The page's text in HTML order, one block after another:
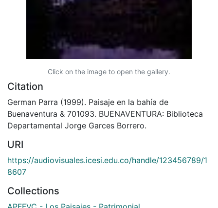
Click on the image to open the gallery.
Citation
German Parra (1999). Paisaje en la bahía de
Buenaventura & 701093. BUENAVENTURA: Biblioteca
Departamental Jorge Garces Borrero.
URI
https://audiovisuales.icesi.edu.co/handle/123456789/1
8607
Collections